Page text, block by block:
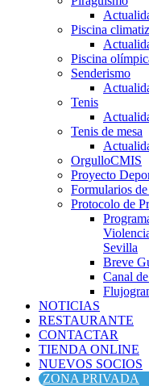
Piscina
Piscina
Senderismo
Tenis
Tenis de mesa
OrgulloCMIS
Proyecto
Formularios
Protocolo de
Sevilla
Breve
Canal
NOTICIAS
RESTAURANTE
CONTACTAR
TIENDA ONLINE
NUEVOS SOCIOS
ZONA PRIVADA